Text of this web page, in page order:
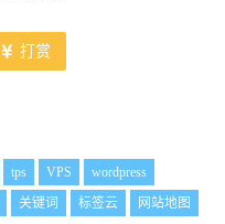
打赏
tps VPS
wordpress
关键词 标签云 网站地图